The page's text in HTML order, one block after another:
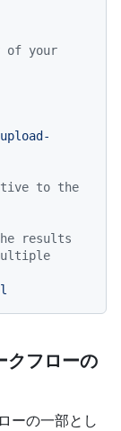
of your
to the
results
クフローの
ーの一部とし